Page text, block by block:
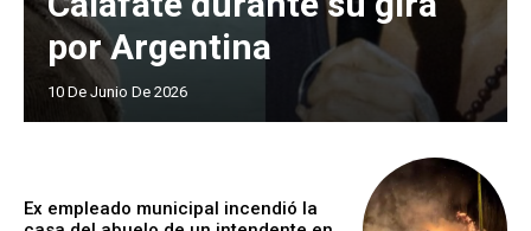
por Argentina
10 De Junio De 2026
Ex empleado municipal incendió la